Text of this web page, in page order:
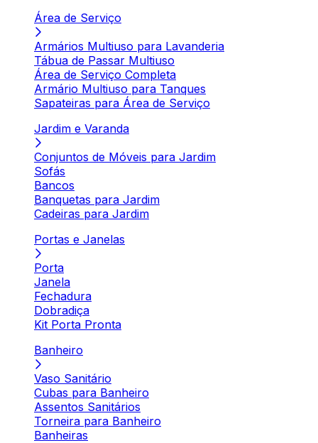
Área de Serviço
Armários Multiuso para Lavanderia
Tábua de Passar Multiuso
Área de Serviço Completa
Armário Multiuso para Tanques
Sapateiras para Área de Serviço
Jardim e Varanda
Conjuntos de Móveis para Jardim
Sofás
Bancos
Banquetas para Jardim
Cadeiras para Jardim
Portas e Janelas
Porta
Janela
Fechadura
Dobradiça
Kit Porta Pronta
Banheiro
Vaso Sanitário
Cubas para Banheiro
Assentos Sanitários
Torneira para Banheiro
Banheiras